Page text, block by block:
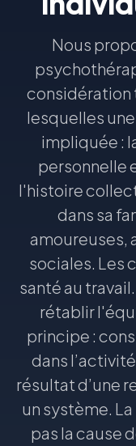
Nous
considération
lesquelles
impliquée :
personnelle
l'histoire
dans sa
amoureuses,
sociales. Les
santé au
rétablir
principe :
dans
résultat d’une
un système.
pas la cause